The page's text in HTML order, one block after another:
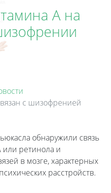
А на
с шизофренией
обнаружили связь
ретинола и
в мозге, характерных
расстройств.